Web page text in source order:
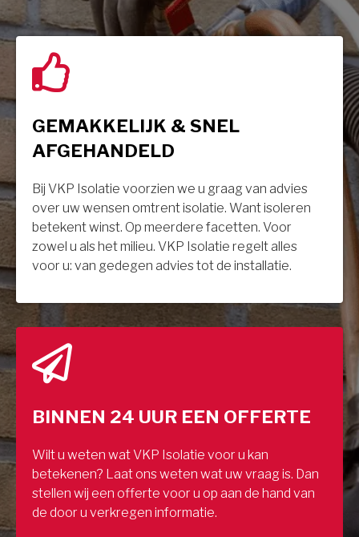
GEMAKKELIJK & SNEL
AFGEHANDELD
Bij VKP Isolatie voorzien we u graag van advies
over uw wensen omtrent isolatie. Want isoleren
betekent winst. Op meerdere facetten. Voor
zowel u als het milieu. VKP Isolatie regelt alles
voor u: van gedegen advies tot de installatie.
BINNEN 24 UUR EEN OFFERTE
Wilt u weten wat VKP Isolatie voor u kan
betekenen? Laat ons weten wat uw vraag is. Dan
stellen wij een offerte voor u op aan de hand van
de door u verkregen informatie.